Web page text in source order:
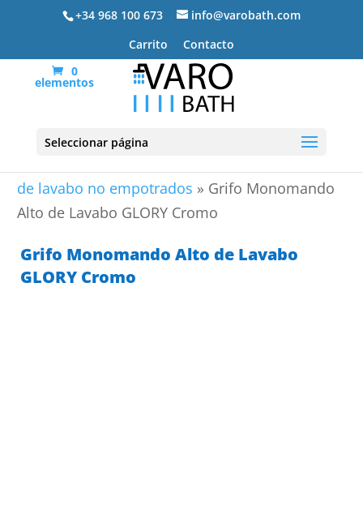
+34 968 100 673
info@varobath.com
Carrito
Contacto
0
elementos
Seleccionar página
de lavabo no empotrados » Grifo Monomando
Alto de Lavabo GLORY Cromo
Grifo Monomando Alto de Lavabo
GLORY Cromo